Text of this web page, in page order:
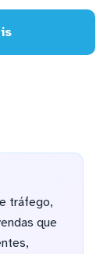
tráfego,
que